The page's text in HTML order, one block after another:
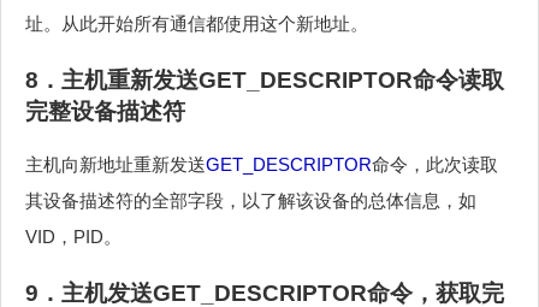
址。从此开始所有通信都使用这个新地址。
8．主机重新发送GET_DESCRIPTOR命令读取
完整设备描述符
主机向新地址重新发送GET_DESCRIPTOR命令，此次读取
其设备描述符的全部字段，以了解该设备的总体信息，如
VID，PID。
9．主机发送GET_DESCRIPTOR命令，获取完